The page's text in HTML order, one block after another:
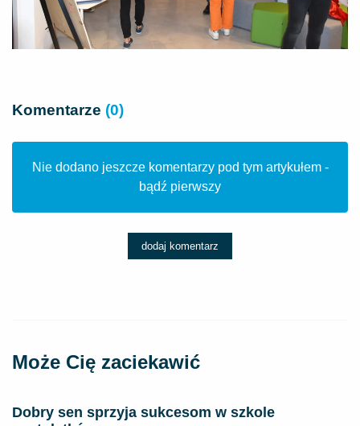
Komentarze (0)
Nie dodano jeszcze komentarzy pod tym artykułem -
bądź pierwszy
dodaj komentarz
Może Cię zaciekawić
Dobry sen sprzyja sukcesom w szkole